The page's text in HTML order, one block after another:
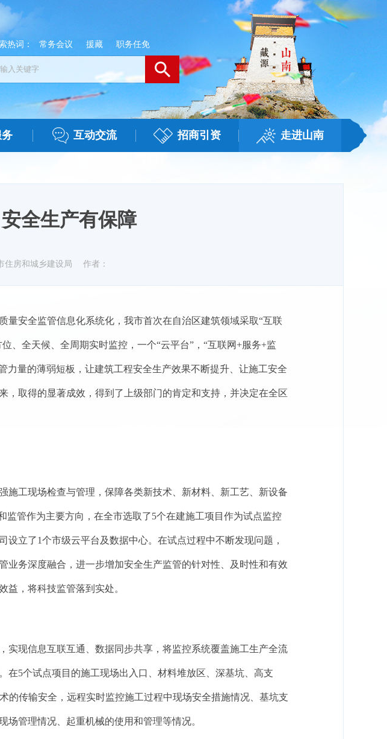
热词： 常务会议 援藏 职务任免
互动交流 招商引资 走进山南
全生产有保障
住房和城乡建设局 作者：
安全监管信息化系统化，我市首次在自治区建筑领域采取“互联
、全天候、全周期实时监控，一个“云平台”，“互联网+服务+监
量的薄弱短板，让建筑工程安全生产效果不断提升、让施工安全
，取得的显著成效，得到了上级部门的肯定和支持，并决定在全区
工现场检查与管理，保障各类新技术、新材料、新工艺、新设备
监管作为主要方向，在全市选取了5个在建施工项目作为试点监控
设立了1个市级云平台及数据中心。在试点过程中不断发现问题，
务深度融合，进一步增加安全生产监管的针对性、及时性和有效
益，将科技监管落到实处。
实现信息互联互通、数据同步共享，将监控系统覆盖施工生产全流
在5个试点项目的施工现场出入口、材料堆放区、深基坑、高支
的传输安全，远程实时监控施工过程中现场安全措施情况、基坑支
管理情况、起重机械的使用和管理等情况。